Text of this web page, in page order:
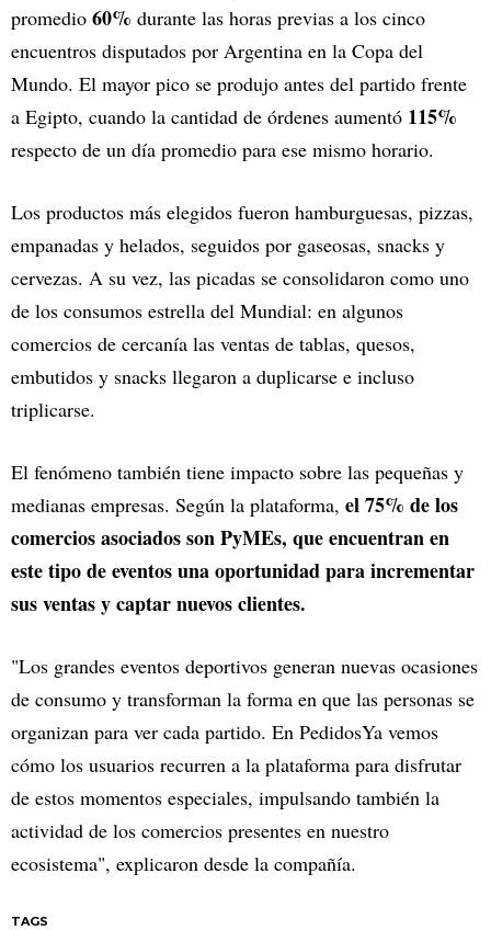
promedio 60% durante las horas previas a los cinco
encuentros disputados por Argentina en la Copa del
Mundo. El mayor pico se produjo antes del partido frente
a Egipto, cuando la cantidad de órdenes aumentó 115%
respecto de un día promedio para ese mismo horario.
Los productos más elegidos fueron hamburguesas, pizzas,
empanadas y helados, seguidos por gaseosas, snacks y
cervezas. A su vez, las picadas se consolidaron como uno
de los consumos estrella del Mundial: en algunos
comercios de cercanía las ventas de tablas, quesos,
embutidos y snacks llegaron a duplicarse e incluso
triplicarse.
El fenómeno también tiene impacto sobre las pequeñas y
medianas empresas. Según la plataforma, el 75% de los
comercios asociados son PyMEs, que encuentran en
este tipo de eventos una oportunidad para incrementar
sus ventas y captar nuevos clientes.
"Los grandes eventos deportivos generan nuevas ocasiones
de consumo y transforman la forma en que las personas se
organizan para ver cada partido. En PedidosYa vemos
cómo los usuarios recurren a la plataforma para disfrutar
de estos momentos especiales, impulsando también la
actividad de los comercios presentes en nuestro
ecosistema", explicaron desde la compañía.
TAGS